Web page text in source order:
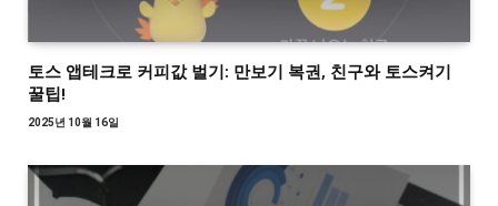
토스 앱테크로 커피값 벌기: 만보기 복권, 친구와 토스켜기
꿀팁!
2025년 10월 16일